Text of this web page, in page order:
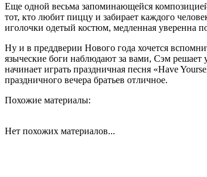
Еще одной весьма запоминающейся композицией
тот, кто любит пиццу и забирает каждого
иголочки одетый костюм, медленная уверенна
Ну и в преддверии Нового года хочется
языческие боги наблюдают за вами, Сэм решает
начинает играть праздничная песня «Have
праздничного вечера братьев отличное.
Похожие материалы:
Нет похожих материалов...